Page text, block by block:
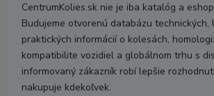
CentrumKolies.sk nie je iba katalóg a
Budujeme otvorenú databázu technických,
praktických informácií o kolesách,
kompatibilite vozidiel a globálnom trhu s
informovaný zákazník robí lepšie
nakupuje kdekoľvek.